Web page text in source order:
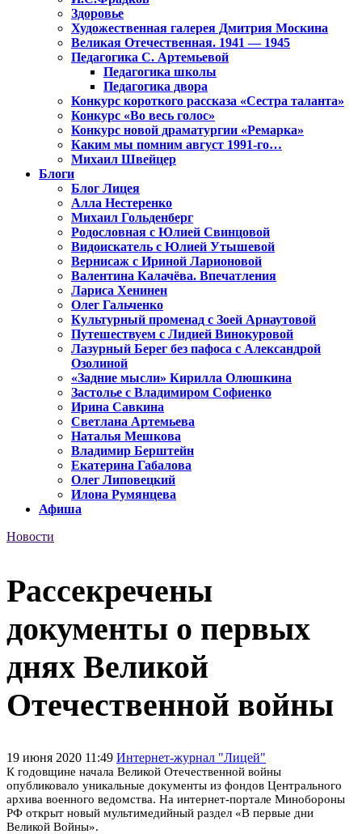
Здоровье
Художественная галерея Дмитрия Москина
Великая Отечественная. 1941 — 1945
Педагогика С. Артемьевой
Педагогика школы
Педагогика двора
Конкурс короткого рассказа «Сестра таланта»
Конкурс «Во весь голос»
Конкурс новой драматургии «Ремарка»
Каким мы помним август 1991-го…
Михаил Швейцер
Блоги
Блог Лицея
Алла Нестеренко
Михаил Гольденберг
Родословная с Юлией Свинцовой
Видоискатель с Юлией Утышевой
Вернисаж с Ириной Ларионовой
Валентина Калачёва. Впечатления
Лариса Хенинен
Олег Гальченко
Культурный променад с Зоей Арнаутовой
Путешествуем с Лидией Винокуровой
Лазурный Берег без пафоса с Александрой
Озолиной
«Задние мысли» Кирилла Олюшкина
Застолье с Владимиром Софиенко
Ирина Савкина
Светлана Артемьева
Наталья Мешкова
Владимир Берштейн
Екатерина Габалова
Олег Липовецкий
Илона Румянцева
Афиша
Новости
Рассекречены
документы о первых
днях Великой
Отечественной войны
19 июня 2020 11:49 Интернет-журнал "Лицей"
К годовщине начала Великой Отечественной войны
опубликовало уникальные документы из фондов Центрального
архива военного ведомства. На интернет-портале Минобороны
РФ открыт новый мультимедийный раздел «В первые дни
Великой Войны».